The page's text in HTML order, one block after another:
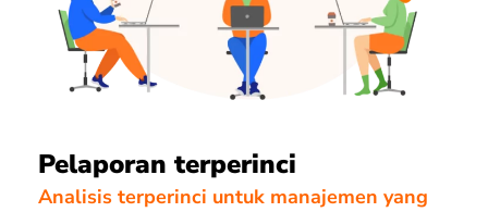
Pelaporan terperinci
Analisis terperinci untuk manajemen yang